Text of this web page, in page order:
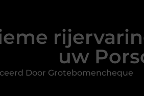
uw
Door Grotebomencheque